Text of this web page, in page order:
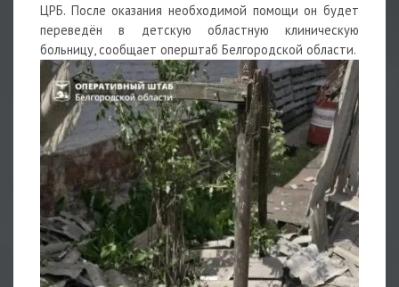
ЦРБ. После оказания необходимой помощи он будет
переведён в детскую областную клиническую
больницу, сообщает оперштаб Белгородской области.